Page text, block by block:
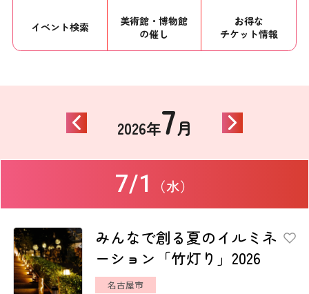
イベント検索
美術館・博物館
の催し
お得な
チケット情報
2026年7月
7/1 （水）
みんなで創る夏のイルミネ
ーション「竹灯り」2026
名古屋市